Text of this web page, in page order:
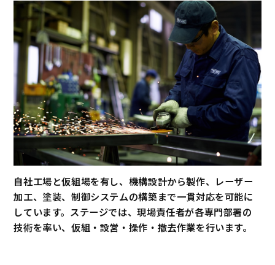
自社工場と仮組場を有し、機構設計から製作、レーザー
加工、塗装、制御システムの構築まで一貫対応を可能に
しています。ステージでは、現場責任者が各専門部署の
技術を率い、仮組・設営・操作・撤去作業を行います。